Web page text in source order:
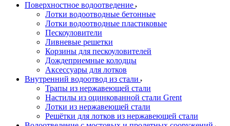
Поверхностное водоотведение
Лотки водоотводные бетонные
Лотки водоотводные пластиковые
Пескоуловители
Ливневые решетки
Корзины для пескоуловителей
Дождеприемные колодцы
Аксессуары для лотков
Внутренний водоотвод из стали
Трапы из нержавеющей стали
Настилы из оцинкованной стали Grent
Лотки из нержавеющей стали
Решётки для лотков из нержавеющей стали